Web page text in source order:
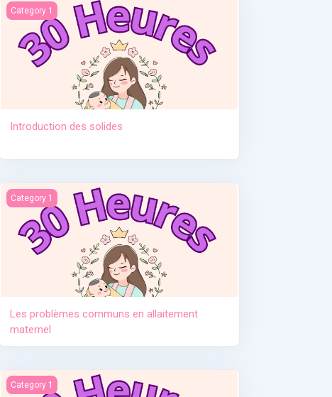
Introduction des solides
Category 1
Introduction des solides
Pr Djamil Lebane
Les problèmes communs en allaitement maternel
Category 1
Les problèmes communs en allaitement
maternel
Le post partum
Category 1